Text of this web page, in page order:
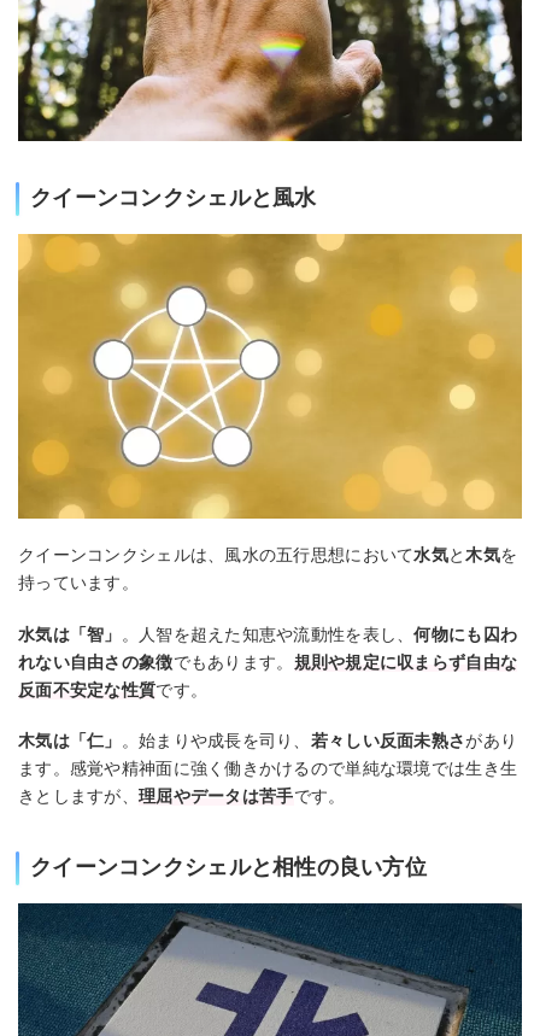
クイーンコンクシェルと風水
クイーンコンクシェルは、風水の五行思想において水気と木気を
持っています。
水気は「智」 。人智を超えた知恵や流動性を表し、何物にも囚わ
れない自由さの象徴でもあります。 規則や規定に収まらず自由な
反面不安定な性質です。
木気は「仁」 。始まりや成長を司り、 若々しい反面未熟さがあり
ます。感覚や精神面に強く働きかけるので単純な環境では生き生
きとしますが、 理屈やデータは苦手です。
クイーンコンクシェルと相性の良い方位